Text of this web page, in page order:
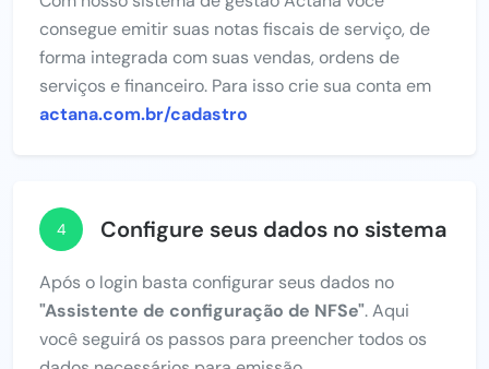
consegue emitir suas notas fiscais de serviço, de
forma integrada com suas vendas, ordens de
serviços e financeiro. Para isso crie sua conta em
actana.com.br/cadastro
4 Configure seus dados no sistema
Após o login basta configurar seus dados no
"Assistente de configuração de NFSe". Aqui
você seguirá os passos para preencher todos os